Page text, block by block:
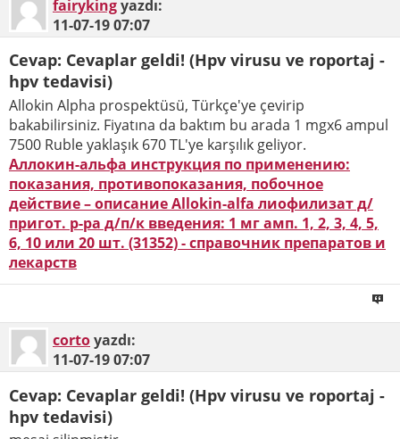
fairykingyazdı:
11-07-1907:07
Cevap: Cevaplar geldi! (Hpv virusu ve roportaj -
hpv tedavisi)
Allokin Alpha prospektüsü, Türkçe'ye çevirip
bakabilirsiniz. Fiyatına da baktım bu arada 1 mgx6 ampul
7500 Ruble yaklaşık 670 TL'ye karşılık geliyor.
Аллокин-альфа инструкция по применению:
показания, противопоказания, побочное
действие – описание Allokin-alfa лиофилизат д/
пригот. р-ра д/п/к введения: 1 мг амп. 1, 2, 3, 4, 5,
6, 10 или 20 шт. (31352) - справочник препаратов и
лекарств
cortoyazdı:
11-07-1907:07
Cevap: Cevaplar geldi! (Hpv virusu ve roportaj -
hpv tedavisi)